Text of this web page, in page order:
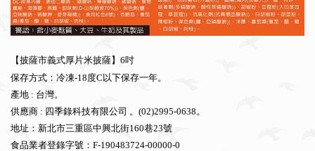
【披薩市義式厚片米披薩】6吋
保存方式：冷凍-18度C以下保存一年。
產地 : 台灣。
供應商 : 四季錄科技有限公司 。(02)2995-0638。
地址：新北市三重區中興北街160巷23號
食品業者登錄字號：F-190483724-00000-0